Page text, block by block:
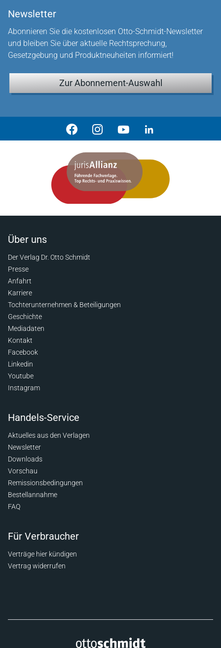
Newsletter
Abonnieren Sie die kostenlosen Otto-Schmidt-Newsletter
und bleiben Sie über aktuelle Rechtsprechung,
Gesetzgebung und Produktneuheiten informiert!
Zur Abonnement-Auswahl
Über uns
Der Verlag Dr. Otto Schmidt
Presse
Anfahrt
Karriere
Tochterunternehmen & Beteiligungen
Geschichte
Mediadaten
Kontakt
Facebook
Linkedin
Youtube
Instagram
Handels-Service
Aktuelles aus den Verlagen
Newsletter
Downloads
Vorschau
Remissionsbedingungen
Bestellannahme
FAQ
Für Verbraucher
Verträge hier kündigen
Vertrag widerrufen